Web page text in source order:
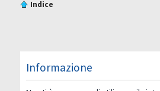
Indice
Informazione